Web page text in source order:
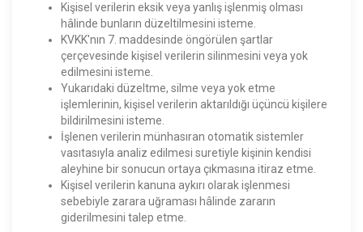
Kişisel verilerin eksik veya yanlış işlenmiş olması
hâlinde bunların düzeltilmesini isteme.
KVKK'nın 7. maddesinde öngörülen şartlar
çerçevesinde kişisel verilerin silinmesini veya yok
edilmesini isteme.
Yukarıdaki düzeltme, silme veya yok etme
işlemlerinin, kişisel verilerin aktarıldığı üçüncü kişilere
bildirilmesini isteme.
İşlenen verilerin münhasıran otomatik sistemler
vasıtasıyla analiz edilmesi suretiyle kişinin kendisi
aleyhine bir sonucun ortaya çıkmasına itiraz etme.
Kişisel verilerin kanuna aykırı olarak işlenmesi
sebebiyle zarara uğraması hâlinde zararın
giderilmesini talep etme.